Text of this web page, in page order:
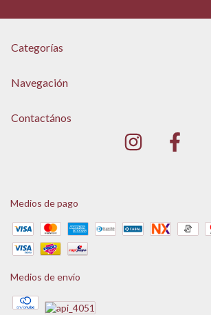
Categorías
Navegación
Contactános
Medios de pago
Medios de envío